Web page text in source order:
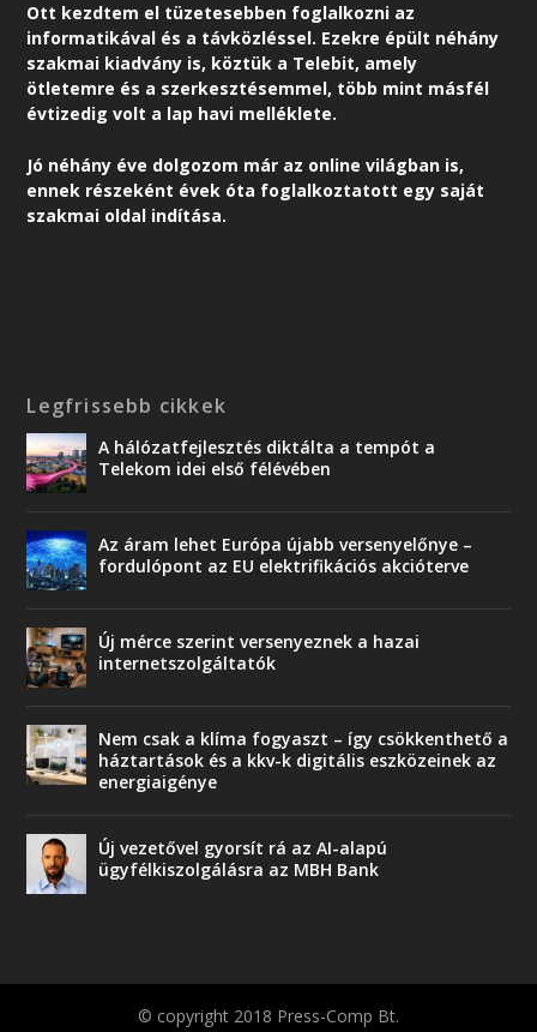
Ott kezdtem el tüzetesebben foglalkozni az
informatikával és a távközléssel. Ezekre épült néhány
szakmai kiadvány is, köztük a Telebit, amely
ötletemre és a szerkesztésemmel, több mint másfél
évtizedig volt a lap havi melléklete.
Jó néhány éve dolgozom már az online világban is,
ennek részeként évek óta foglalkoztatott egy saját
szakmai oldal indítása.
Legfrissebb cikkek
A hálózatfejlesztés diktálta a tempót a
Telekom idei első félévében
Az áram lehet Európa újabb versenyelőnye –
fordulópont az EU elektrifikációs akcióterve
Új mérce szerint versenyeznek a hazai
internetszolgáltatók
Nem csak a klíma fogyaszt – így csökkenthető a
háztartások és a kkv-k digitális eszközeinek az
energiaigénye
Új vezetővel gyorsít rá az AI-alapú
ügyfélkiszolgálásra az MBH Bank
© copyright 2018 Press-Comp Bt.